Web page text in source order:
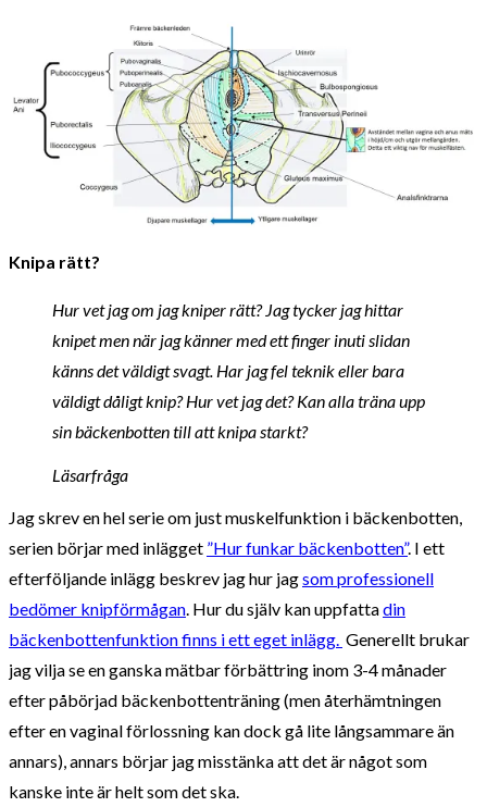
Knipa rätt?
Hur vet jag om jag kniper rätt? Jag tycker jag hittar
knipet men när jag känner med ett finger inuti slidan
känns det väldigt svagt. Har jag fel teknik eller bara
väldigt dåligt knip? Hur vet jag det? Kan alla träna upp
sin bäckenbotten till att knipa starkt?
Läsarfråga
Jag skrev en hel serie om just muskelfunktion i bäckenbotten,
serien börjar med inlägget ”Hur funkar bäckenbotten”. I ett
efterföljande inlägg beskrev jag hur jagsom professionell
bedömer knipförmågan. Hur du själv kan uppfattadin
bäckenbottenfunktion finns i ett eget inlägg. Generellt brukar
jag vilja se en ganska mätbar förbättring inom 3-4 månader
efter påbörjad bäckenbottenträning (men återhämtningen
efter en vaginal förlossning kan dock gå lite långsammare än
annars), annars börjar jag misstänka att det är något som
kanske inte är helt som det ska.